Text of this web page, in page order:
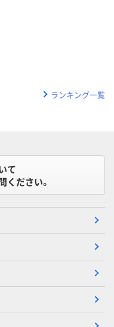
ランキング一覧
て
ください。